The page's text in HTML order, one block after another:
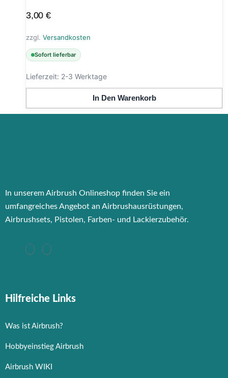
3,00€
zzgl. Versandkosten
Sofort lieferbar
Lieferzeit: 2-3 Werktage
In Den Warenkorb
In unserem Airbrush Onlineshop finden Sie ein
umfangreiches Angebot an Airbrushausrüstungen,
Airbrushsets, Pistolen, Farben- und Lackierzubehör.
Hilfreiche Links
Was ist Airbrush?
Hobbyeinstieg Airbrush
Airbrush WIKI